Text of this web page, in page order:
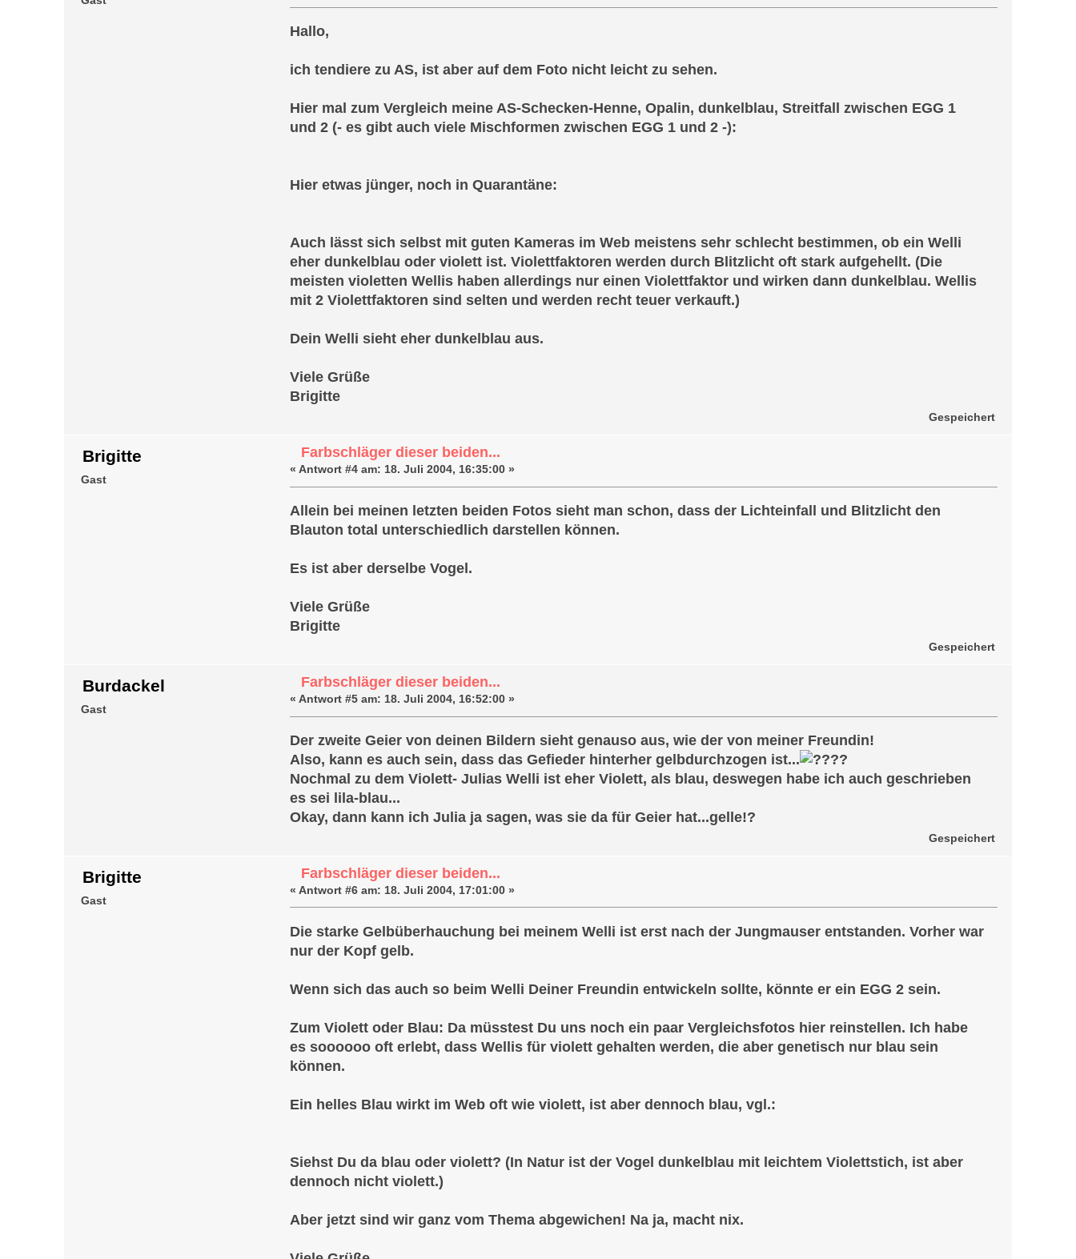
Hallo,
ich tendiere zu AS, ist aber auf dem Foto nicht leicht zu sehen.
Hier mal zum Vergleich meine AS-Schecken-Henne, Opalin, dunkelblau, Streitfall zwischen EGG 1
und 2 (- es gibt auch viele Mischformen zwischen EGG 1 und 2 -):
Hier etwas jünger, noch in Quarantäne:
Auch lässt sich selbst mit guten Kameras im Web meistens sehr schlecht bestimmen, ob ein Welli
eher dunkelblau oder violett ist. Violettfaktoren werden durch Blitzlicht oft stark aufgehellt. (Die
meisten violetten Wellis haben allerdings nur einen Violettfaktor und wirken dann dunkelblau. Wellis
mit 2 Violettfaktoren sind selten und werden recht teuer verkauft.)
Dein Welli sieht eher dunkelblau aus.
Viele Grüße
Brigitte
Gespeichert
Brigitte
Gast
Farbschläger dieser beiden...
« Antwort #4 am: 18. Juli 2004, 16:35:00 »
Allein bei meinen letzten beiden Fotos sieht man schon, dass der Lichteinfall und Blitzlicht den
Blauton total unterschiedlich darstellen können.
Es ist aber derselbe Vogel.
Viele Grüße
Brigitte
Gespeichert
Burdackel
Gast
Farbschläger dieser beiden...
« Antwort #5 am: 18. Juli 2004, 16:52:00 »
Der zweite Geier von deinen Bildern sieht genauso aus, wie der von meiner Freundin!
Also, kann es auch sein, dass das Gefieder hinterher gelbdurchzogen ist...
?
Nochmal zu dem Violett- Julias Welli ist eher Violett, als blau, deswegen habe ich auch geschrieben
es sei lila-blau...
Okay, dann kann ich Julia ja sagen, was sie da für Geier hat...gelle!?
Gespeichert
Brigitte
Gast
Farbschläger dieser beiden...
« Antwort #6 am: 18. Juli 2004, 17:01:00 »
Die starke Gelbüberhauchung bei meinem Welli ist erst nach der Jungmauser entstanden. Vorher war
nur der Kopf gelb.
Wenn sich das auch so beim Welli Deiner Freundin entwickeln sollte, könnte er ein EGG 2 sein.
Zum Violett oder Blau: Da müsstest Du uns noch ein paar Vergleichsfotos hier reinstellen. Ich habe
es soooooo oft erlebt, dass Wellis für violett gehalten werden, die aber genetisch nur blau sein
können.
Ein helles Blau wirkt im Web oft wie violett, ist aber dennoch blau, vgl.:
Siehst Du da blau oder violett? (In Natur ist der Vogel dunkelblau mit leichtem Violettstich, ist aber
dennoch nicht violett.)
Aber jetzt sind wir ganz vom Thema abgewichen! Na ja, macht nix.